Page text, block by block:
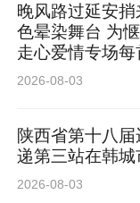
晚风路过延安
色晕染舞台 为
走心爱情专场
温柔
2026-08-03
陕西省第十八
递第三站在韩城
2026-08-03